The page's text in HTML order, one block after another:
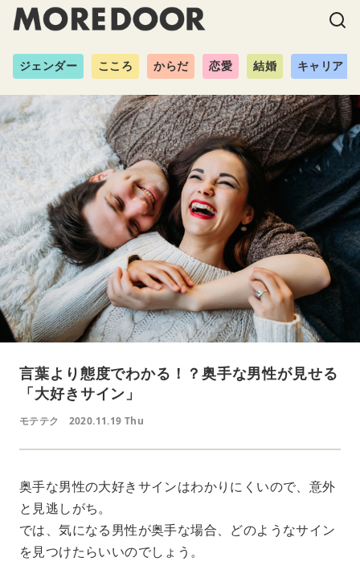
ジェンダー こころ からだ 恋愛 結婚 キャリア
言葉より態度でわかる！？奥手な男性が見せる
「大好きサイン」
モテテク 2020.11.19 Thu
奥手な男性の大好きサインはわかりにくいので、意外
と見逃しがち。
では、気になる男性が奥手な場合、どのようなサイン
を見つけたらいいのでしょう。